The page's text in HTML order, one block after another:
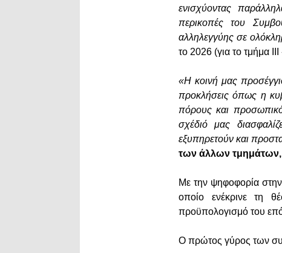
ενισχύοντας
περικοπές του
αλληλεγγύης σε
το 2026 (για το τμήμα
«Η κοινή μας
προκλήσεις όπως η
πόρους και
σχέδιό μας
εξυπηρετούν και
των άλλων τμημάτων,
Με την ψηφοφορία στην
οποίο ενέκρινε τη
προϋπολογισμό του
Ο πρώτος γύρος των